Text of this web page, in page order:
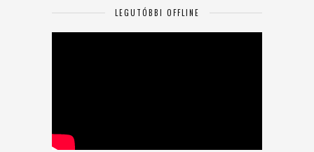
LEGUTÓBBI OFFLINE